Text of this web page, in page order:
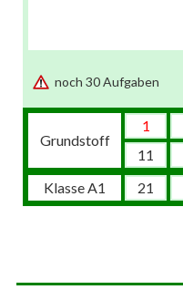
noch 30 Aufgaben
Grundstoff
1
11
Klasse A1
21